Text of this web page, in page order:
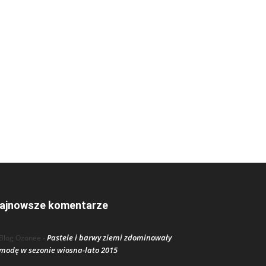
komentarze
Ozonee - Pastele i barwy ziemi zdominowały
w sezonie wiosna-lato 2015